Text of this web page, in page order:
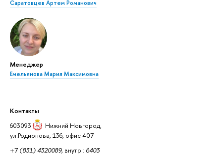
Саратовцев Артем Романович
Менеджер
Емельянова Мария Максимовна
Контакты
603093
Нижний Новгород,
ул.Родионова, 136, офис 407
+7 (831) 4320089, внутр.: 6403